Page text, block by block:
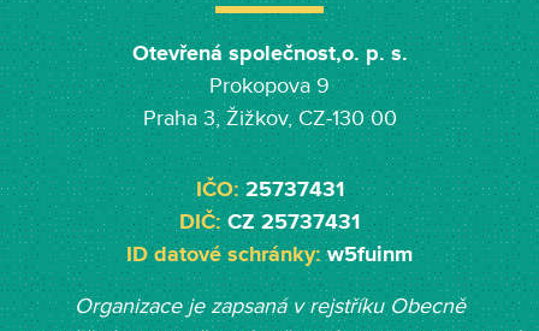
Otevřená společnost,o. p. s.
Prokopova 9
Praha 3, Žižkov, CZ-130 00
IČO:25737431
DIČ:CZ 25737431
ID datové schránky:w5fuinm
Organizace je zapsaná v rejstříku Obecně